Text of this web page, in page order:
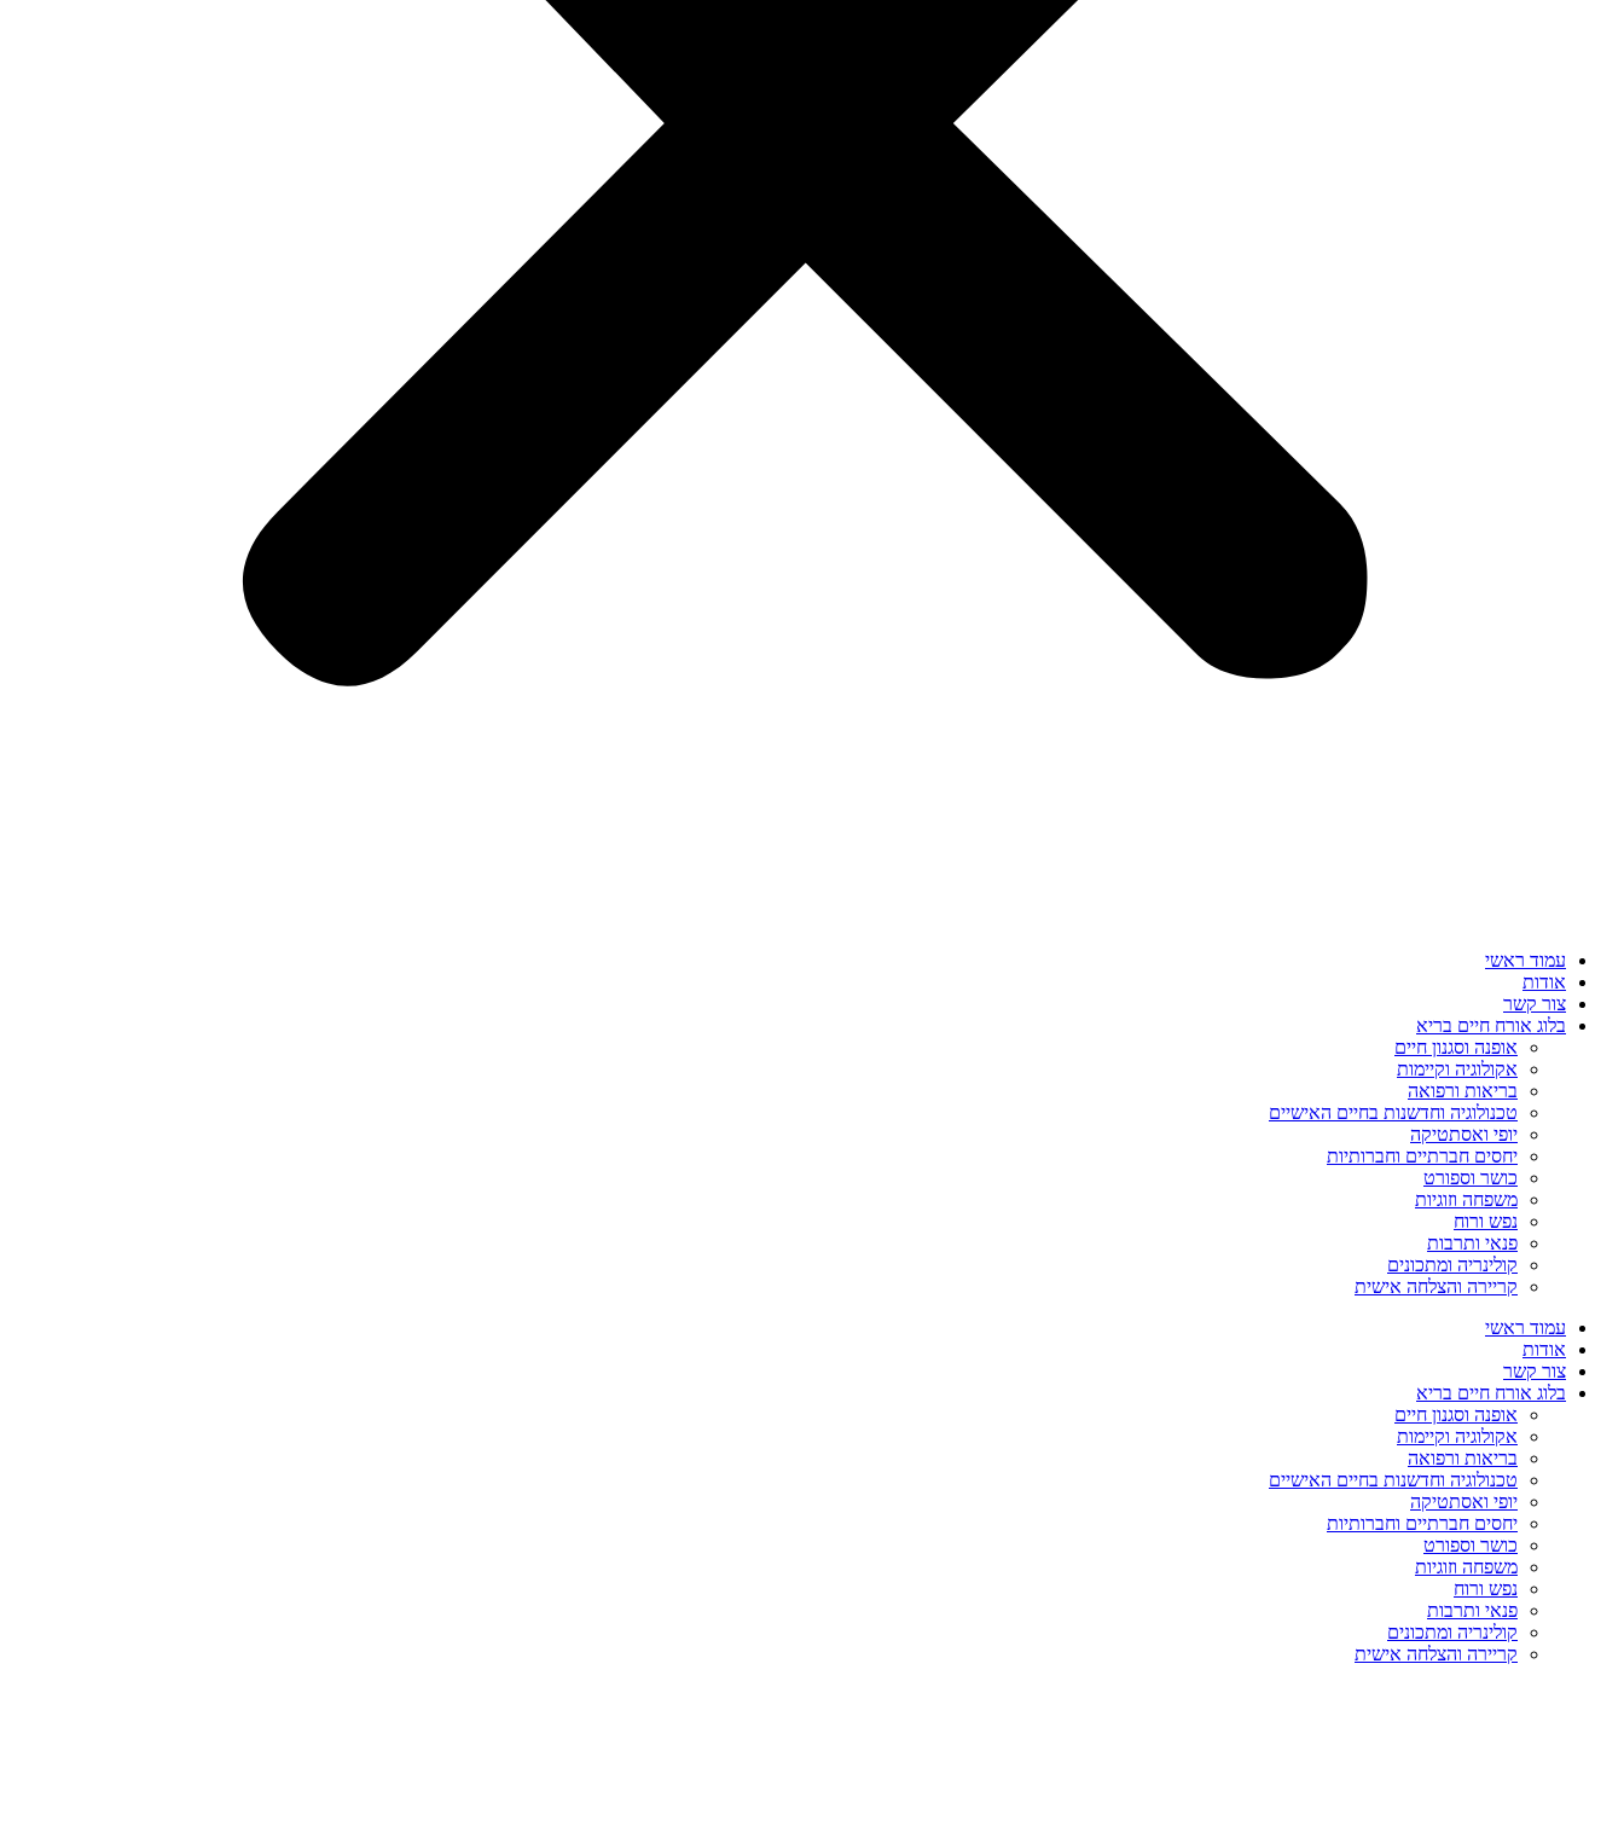
עמוד ראשי
אודות
צור קשר
בלוג אורח חיים בריא
אופנה וסגנון חיים
אקולוגיה וקיימות
בריאות ורפואה
טכנולוגיה וחדשנות בחיים האישיים
יופי ואסתטיקה
יחסים חברתיים וחברותיות
כושר וספורט
משפחה וזוגיות
נפש ורוח
פנאי ותרבות
קולינריה ומתכונים
קריירה והצלחה אישית
עמוד ראשי
אודות
צור קשר
בלוג אורח חיים בריא
אופנה וסגנון חיים
אקולוגיה וקיימות
בריאות ורפואה
טכנולוגיה וחדשנות בחיים האישיים
יופי ואסתטיקה
יחסים חברתיים וחברותיות
כושר וספורט
משפחה וזוגיות
נפש ורוח
פנאי ותרבות
קולינריה ומתכונים
קריירה והצלחה אישית